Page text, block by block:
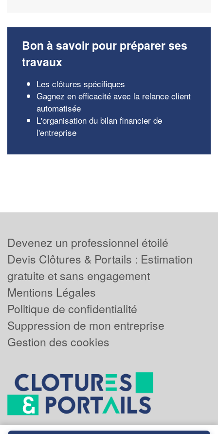
Bon à savoir pour préparer ses
travaux
Les clôtures spécifiques
Gagnez en efficacité avec la relance client
automatisée
L'organisation du bilan financier de
l'entreprise
Devenez un professionnel étoilé
Devis Clôtures & Portails : Estimation
gratuite et sans engagement
Mentions Légales
Politique de confidentialité
Suppression de mon entreprise
Gestion des cookies